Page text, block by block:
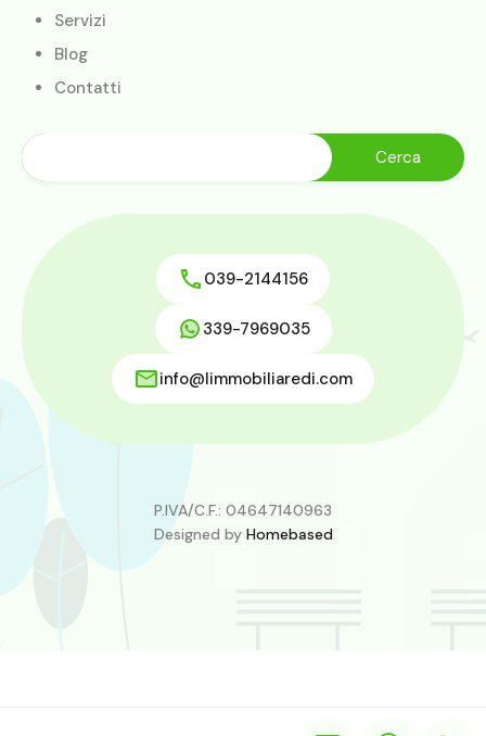
Servizi
Blog
Contatti
039-2144156
339-7969035
info@limmobiliaredi.com
P.IVA/C.F.: 04647140963
Designed by Homebased